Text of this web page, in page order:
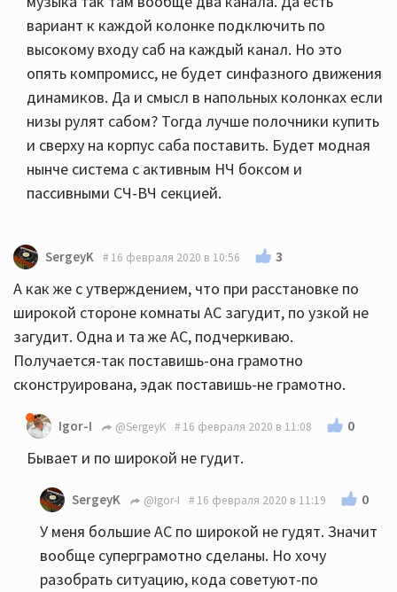
вариант к каждой колонке подключить по
высокому входу саб на каждый канал. Но это
опять компромисс, не будет синфазного движения
динамиков. Да и смысл в напольных колонках если
низы рулят сабом? Тогда лучше полочники купить
и сверху на корпус саба поставить. Будет модная
нынче система с активным НЧ боксом и
пассивными СЧ-ВЧ секцией.
SergeyK 16 февраля 2020 в 10:56 3
А как же с утверждением, что при расстановке по
широкой стороне комнаты АС загудит, по узкой не
загудит. Одна и та же АС, подчеркиваю.
Получается-так поставишь-она грамотно
сконструирована, эдак поставишь-не грамотно.
Igor-I @SergeyK 16 февраля 2020 в 11:08 0
Бывает и по широкой не гудит.
SergeyK @Igor-I 16 февраля 2020 в 11:19 0
У меня большие АС по широкой не гудят. Значит
вообще суперграмотно сделаны. Но хочу
разобрать ситуацию, кода советуют-по